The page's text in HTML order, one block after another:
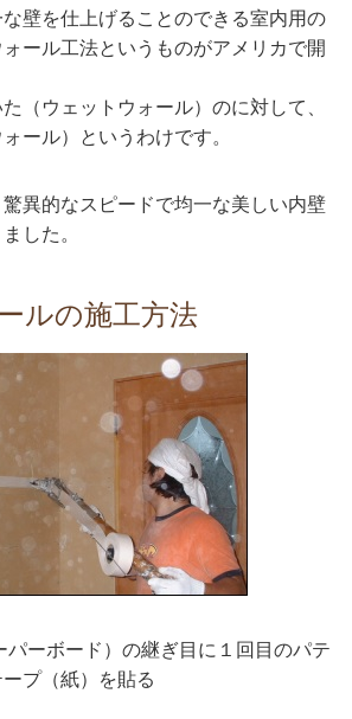
壁を仕上げることのできる室内用の
ール工法というものがアメリカで開
（ウェットウォール）のに対して、
ール）というわけです。
異的なスピードで均一な美しい内壁
した。
ルの施工方法
ーボード）の継ぎ目に１回目のパテ
プ（紙）を貼る